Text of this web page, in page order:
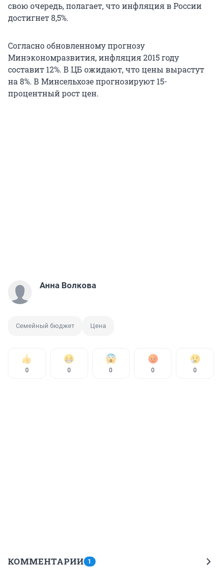
свою очередь, полагает, что инфляция в России
достигнет 8,5%.
Согласно обновленному прогнозу
Минэкономразвития, инфляция 2015 году
составит 12%. В ЦБ ожидают, что цены вырастут
на 8%. В Минсельхозе прогнозируют 15-
процентный рост цен.
Анна Волкова
Семейный бюджет Цена
0 0 0 0 0
КОММЕНТАРИИ 1